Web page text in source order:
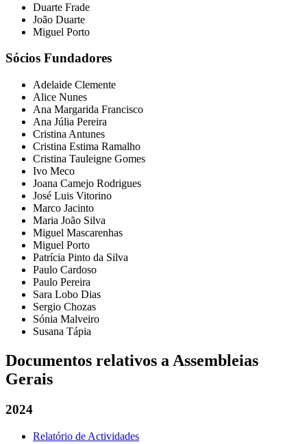
Duarte Frade
João Duarte
Miguel Porto
Sócios Fundadores
Adelaide Clemente
Alice Nunes
Ana Margarida Francisco
Ana Júlia Pereira
Cristina Antunes
Cristina Estima Ramalho
Cristina Tauleigne Gomes
Ivo Meco
Joana Camejo Rodrigues
José Luis Vitorino
Marco Jacinto
Maria João Silva
Miguel Mascarenhas
Miguel Porto
Patrícia Pinto da Silva
Paulo Cardoso
Paulo Pereira
Sara Lobo Dias
Sergio Chozas
Sónia Malveiro
Susana Tápia
Documentos relativos a Assembleias
Gerais
2024
Relatório de Actividades